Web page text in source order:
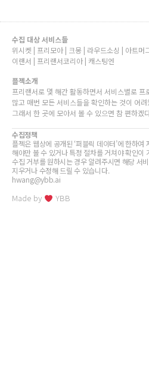
수집 대상 서비스들
위시켓 | 프리모아 | 크몽 | 라우드소싱 | 아트머
이랜서 | 프리랜서코리아 | 캐스팅엔
플젝소개
프리랜서로 몇 해간 활동하면서 서비스별로
많고 매번 모든 서비스들을 확인하는 것이 어려
그래서 한 곳에 모아서 볼 수 있으면 참 편하겠
수집정책
플젝은 웹상에 공개된 ‘퍼블릭 데이터’에 한하
해야만 볼 수 있거나 특정 절차를 거쳐야 확인이
수집 거부를 원하시는 경우 알려주시면 해당 서
지우거나 수정해 드릴 수 있습니다.
hwang@ybb.ai
Made by YBB